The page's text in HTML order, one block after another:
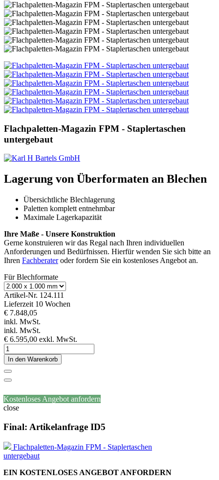
Flachpaletten-Magazin FPM - Staplertaschen
untergebaut
Lagerung von Überformaten an Blechen
Übersichtliche Blechlagerung
Paletten komplett entnehmbar
Maximale Lagerkapazität
Ihre Maße - Unsere Konstruktion
Gerne konstruieren wir das Regal nach Ihren individuellen
Anforderungen und Bedürfnissen. Hierfür wenden Sie sich bitte an
Ihren Fachberateroder fordern Sie ein kostenloses Angebot an.
Für Blechformate
Artikel-Nr. 124.111
Lieferzeit 10 Wochen
€ 7.848,05
inkl. MwSt.
inkl. MwSt.
€ 6.595,00 exkl. MwSt.
In den Warenkorb
Kostenloses Angebot anfordern
close
Final: Artikelanfrage ID5
Flachpaletten-Magazin FPM - Staplertaschen
untergebaut
EIN KOSTENLOSES ANGEBOT ANFORDERN